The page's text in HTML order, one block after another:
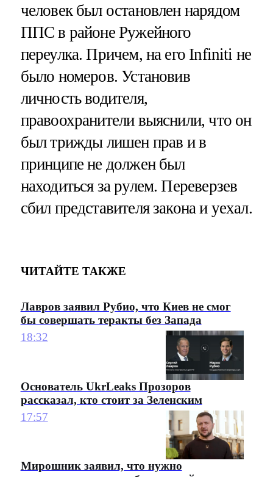
человек был остановлен нарядом
ППС в районе Ружейного
переулка. Причем, на его Infiniti не
было номеров. Установив
личность водителя,
правоохранители выяснили, что он
был трижды лишен прав и в
принципе не должен был
находиться за рулем. Переверзев
сбил представителя закона и уехал.
ЧИТАЙТЕ ТАКЖЕ
Лавров заявил Рубио, что Киев не смог
бы совершать теракты без Запада
18:32
Основатель UkrLeaks Прозоров
рассказал, кто стоит за Зеленским
17:57
Мирошник заявил, что нужно